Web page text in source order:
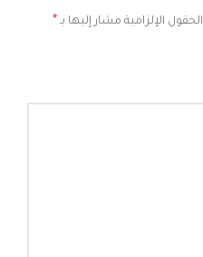
الحقول الإلزامية مشار إليها بـ *